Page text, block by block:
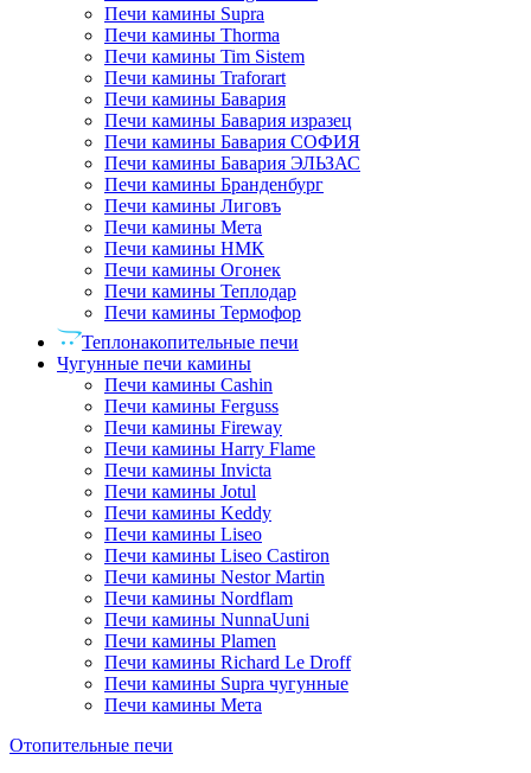
Печи камины Supra
Печи камины Thorma
Печи камины Tim Sistem
Печи камины Traforart
Печи камины Бавария
Печи камины Бавария изразец
Печи камины Бавария СОФИЯ
Печи камины Бавария ЭЛЬЗАС
Печи камины Бранденбург
Печи камины Лиговъ
Печи камины Мета
Печи камины НМК
Печи камины Огонек
Печи камины Теплодар
Печи камины Термофор
Теплонакопительные печи
Чугунные печи камины
Печи камины Cashin
Печи камины Ferguss
Печи камины Fireway
Печи камины Harry Flame
Печи камины Invicta
Печи камины Jotul
Печи камины Keddy
Печи камины Liseo
Печи камины Liseo Castiron
Печи камины Nestor Martin
Печи камины Nordflam
Печи камины NunnaUuni
Печи камины Plamen
Печи камины Richard Le Droff
Печи камины Supra чугунные
Печи камины Мета
Отопительные печи